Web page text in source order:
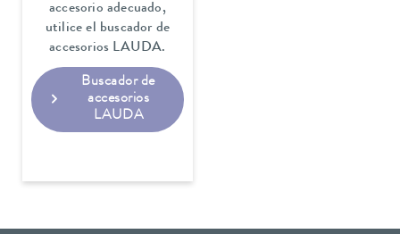
accesorio adecuado,
utilice el buscador de
accesorios LAUDA.
Buscador de
accesorios
LAUDA